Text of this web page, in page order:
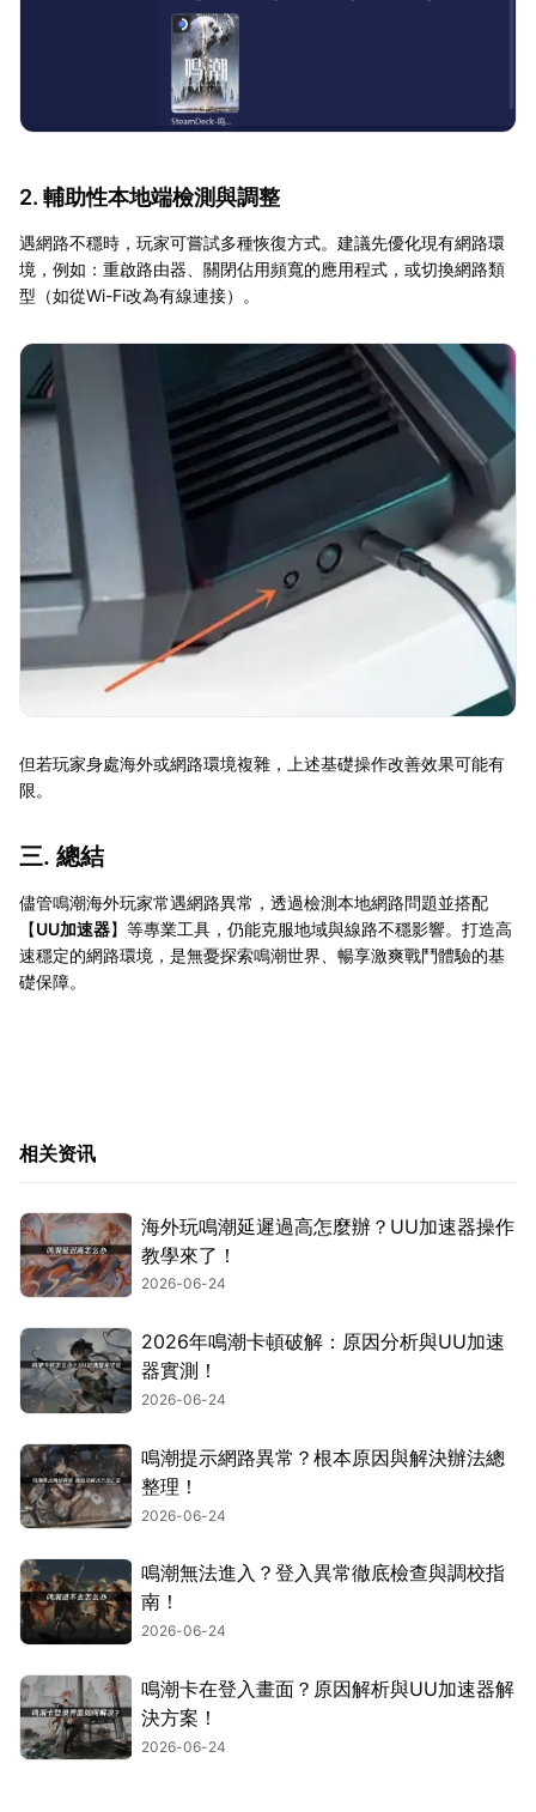
2. 輔助性本地端檢測與調整
遇網路不穩時，玩家可嘗試多種恢復方式。建議先優化現有網路環
境，例如：重啟路由器、關閉佔用頻寬的應用程式，或切換網路類
型（如從Wi-Fi改為有線連接）。
但若玩家身處海外或網路環境複雜，上述基礎操作改善效果可能有
限。
三. 總結
儘管鳴潮海外玩家常遇網路異常，透過檢測本地網路問題並搭配
【UU加速器】等專業工具，仍能克服地域與線路不穩影響。打造高
速穩定的網路環境，是無憂探索鳴潮世界、暢享激爽戰鬥體驗的基
礎保障。
相关资讯
海外玩鳴潮延遲過高怎麼辦？UU加速器操作
教學來了！
2026-06-24
2026年鳴潮卡頓破解：原因分析與UU加速
器實測！
2026-06-24
鳴潮提示網路異常？根本原因與解決辦法總
整理！
2026-06-24
鳴潮無法進入？登入異常徹底檢查與調校指
南！
2026-06-24
鳴潮卡在登入畫面？原因解析與UU加速器解
決方案！
2026-06-24